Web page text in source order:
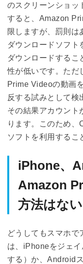
のスクリーンショッ
すると、Amazon
限しますが、罰則は
ダウンロードソフ
ダウンロードするこ
性が低いです。ただ
Prime Videoの動画
反する試みとして検
その結果アカウント
ります。このため
ソフトを利用するこ
iPhone、
Amazon
方法はな
どうしてもスマホで
は、iPhoneをジェ
する）か、Android